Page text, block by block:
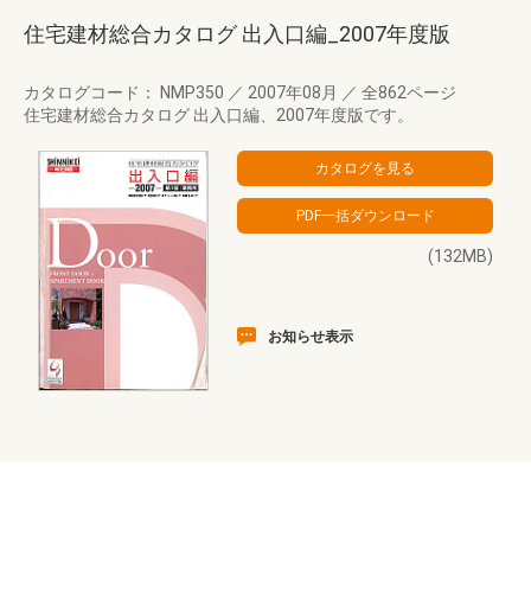
住宅建材総合カタログ 出入口編_2007年度版
カタログコード： NMP350 ／ 2007年08月 ／ 全862ページ
住宅建材総合カタログ 出入口編、2007年度版です。
(132MB)
お知らせ表示